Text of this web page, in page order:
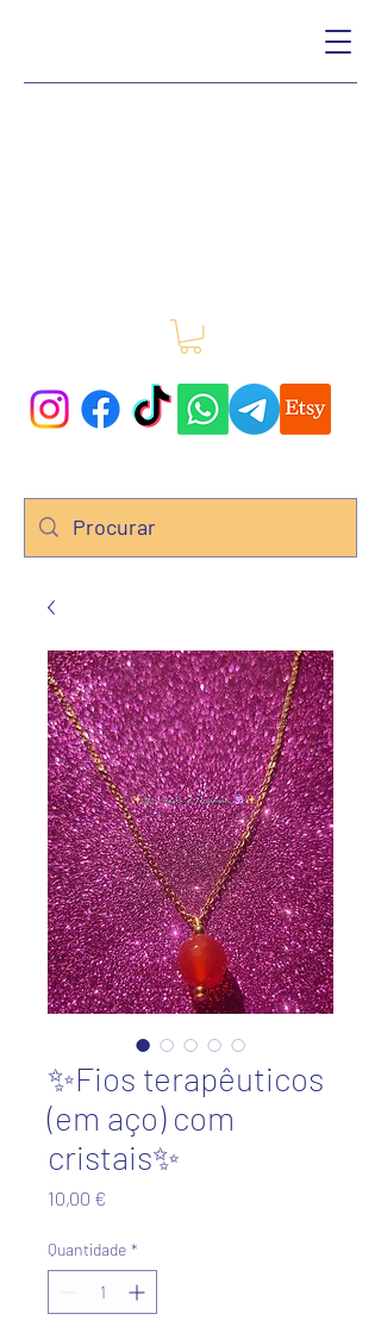
✨Fios terapêuticos
(em aço) com
cristais✨
10,00 €
Quantidade *